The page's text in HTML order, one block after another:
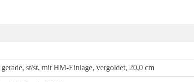
st/st, mit HM-Einlage, vergoldet, 20,0 cm